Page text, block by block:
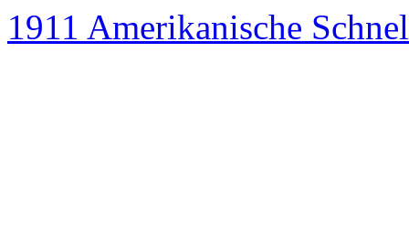
1911 Amerikanische